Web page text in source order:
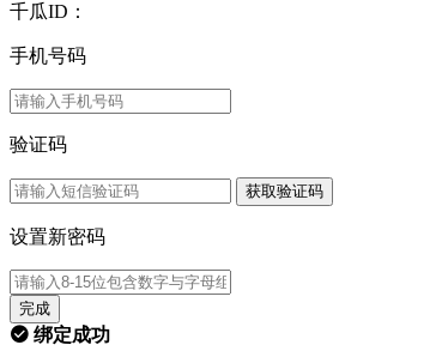
千瓜ID：
手机号码
验证码
获取验证码
设置新密码
完成
绑定成功